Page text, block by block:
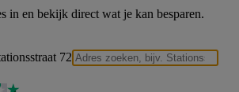
in en bekijk direct wat je kan besparen.
72